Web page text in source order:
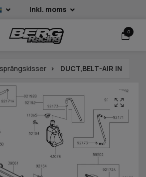
Inkl. moms
0
DUCT,BELT-AIR IN